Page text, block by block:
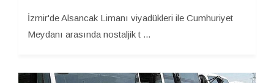
İzmir'de Alsancak Limanı viyadükleri ile Cumhuriyet
Meydanı arasında nostaljik t ...